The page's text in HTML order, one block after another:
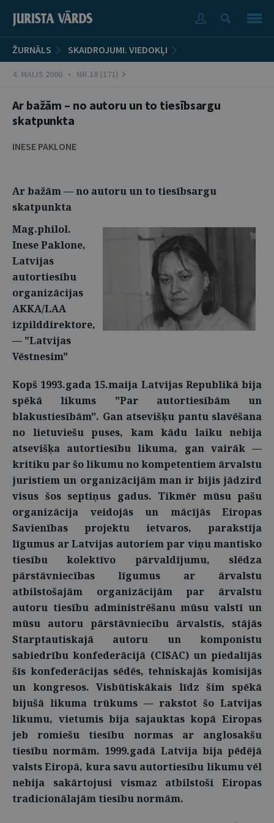
ŽURNĀLS SKAIDROJUMI. VIEDOKĻI
4. MAIJS 2000 • NR.18 (171)
Ar bažām – no autoru un to tiesībsargu
skatpunkta
INESE PAKLONE
Ar bažām — no autoru un to tiesībsargu
skatpunkta
Mag.philol.
Inese Paklone,
Latvijas
autortiesību
organizācijas
AKKA/LAA
izpilddirektore,
— "Latvijas
Vēstnesim"
Kopš 1993.gada 15.maija Latvijas Republikā bija
spēkā likums "Par autortiesībām un
blakustiesībām". Gan atsevišķu pantu slavēšana
no lietuviešu puses, kam kādu laiku nebija
atsevišķa autortiesību likuma, gan vairāk —
kritiku par šo likumu no kompetentiem ārvalstu
juristiem un organizācijām man ir bijis jādzird
visus šos septiņus gadus. Tikmēr mūsu pašu
organizācija veidojās un mācījās Eiropas
Savienības projektu ietvaros, parakstīja
līgumus ar Latvijas autoriem par viņu mantisko
tiesību kolektīvo pārvaldījumu, slēdza
pārstāvniecības līgumus ar ārvalstu
atbilstošajām organizācijām par ārvalstu
autoru tiesību administrēšanu mūsu valstī un
mūsu autoru pārstāvniecību ārvalstīs, stājās
Starptautiskajā autoru un komponistu
sabiedrību konfederācijā (CISAC) un piedalījās
šīs konfederācijas sēdēs, tehniskajās komisijās
un kongresos. Visbūtiskākais līdz šim spēkā
bijušā likuma trūkums — rakstot šo Latvijas
likumu, vietumis bija sajauktas kopā Eiropas
jeb romiešu tiesību normas ar anglosakšu
tiesību normām. 1999.gadā Latvija bija pēdējā
valsts Eiropā, kura savu autortiesību likumu vēl
nebija sakārtojusi vismaz atbilstoši Eiropas
tradicionālajām tiesību normām.